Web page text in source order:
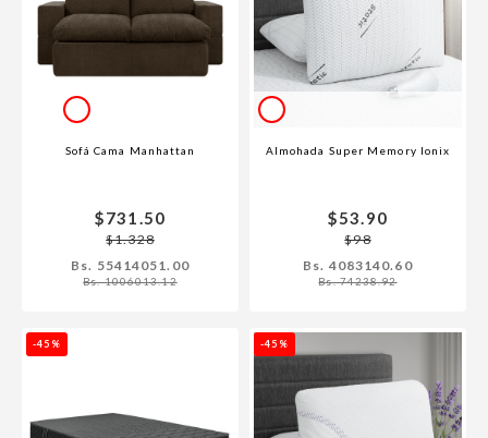
Sofá Cama Manhattan
$731.50
$1.328
Bs. 55414051.00
Bs. 1006013.12
Almohada Super Memory Ionix
$53.90
$98
Bs. 4083140.60
Bs. 74238.92
-45% -45%